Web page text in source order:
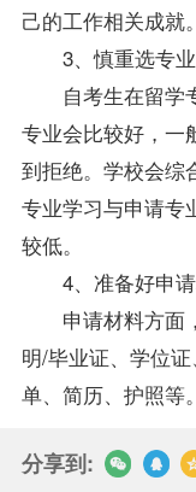
己的工作相关成就。
3、慎重选专业
自考生在留学
专业会比较好，一
到拒绝。学校会综
专业学习与申请专
较低。
4、准备好申
申请材料方面
明/毕业证、学位
单、简历、护照等。
分享到: